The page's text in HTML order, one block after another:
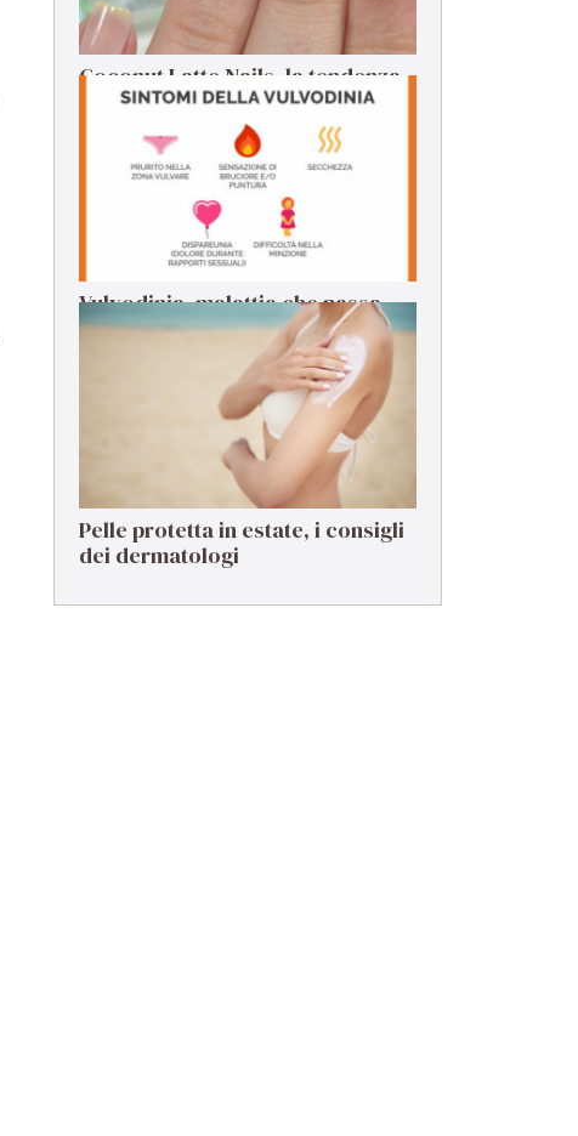
Coconut Latte Nails, la tendenza
da seguire per la manicure estiva
Vulvodinia, malattia che passa
troppo spesso in secondo piano
Pelle protetta in estate, i consigli
dei dermatologi